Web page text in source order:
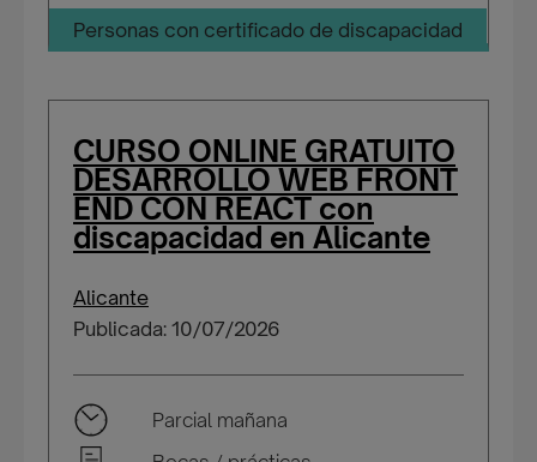
Personas con certificado de discapacidad
CURSO ONLINE GRATUITO
DESARROLLO WEB FRONT
END CON REACT con
discapacidad en Alicante
Alicante
Publicada: 10/07/2026
Parcial mañana